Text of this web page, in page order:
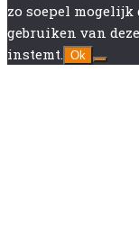
Top
zo soepel
gebruiken van
instemt. Ok